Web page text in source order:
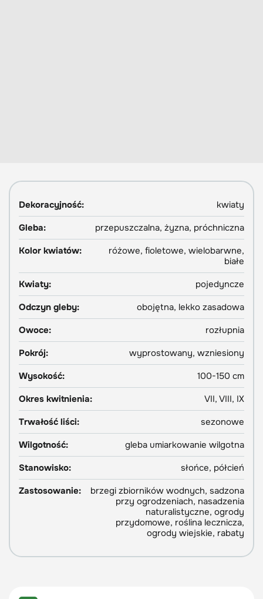
Dekoracyjność:
kwiaty
Gleba:
przepuszczalna, żyzna, próchniczna
Kolor kwiatów:
różowe, fioletowe, wielobarwne,
białe
Kwiaty:
pojedyncze
Odczyn gleby:
obojętna, lekko zasadowa
Owoce:
rozłupnia
Pokrój:
wyprostowany, wzniesiony
Wysokość:
100-150 cm
Okres kwitnienia:
VII, VIII, IX
Trwałość liści:
sezonowe
Wilgotność:
gleba umiarkowanie wilgotna
Stanowisko:
słońce, półcień
Zastosowanie:
brzegi zbiorników wodnych, sadzona
przy ogrodzeniach, nasadzenia
naturalistyczne, ogrody
przydomowe, roślina lecznicza,
ogrody wiejskie, rabaty